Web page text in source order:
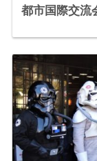
都市国際交流